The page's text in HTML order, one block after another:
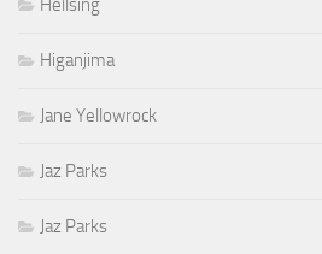
Higanjima
Jane Yellowrock
Jaz Parks
Jaz Parks